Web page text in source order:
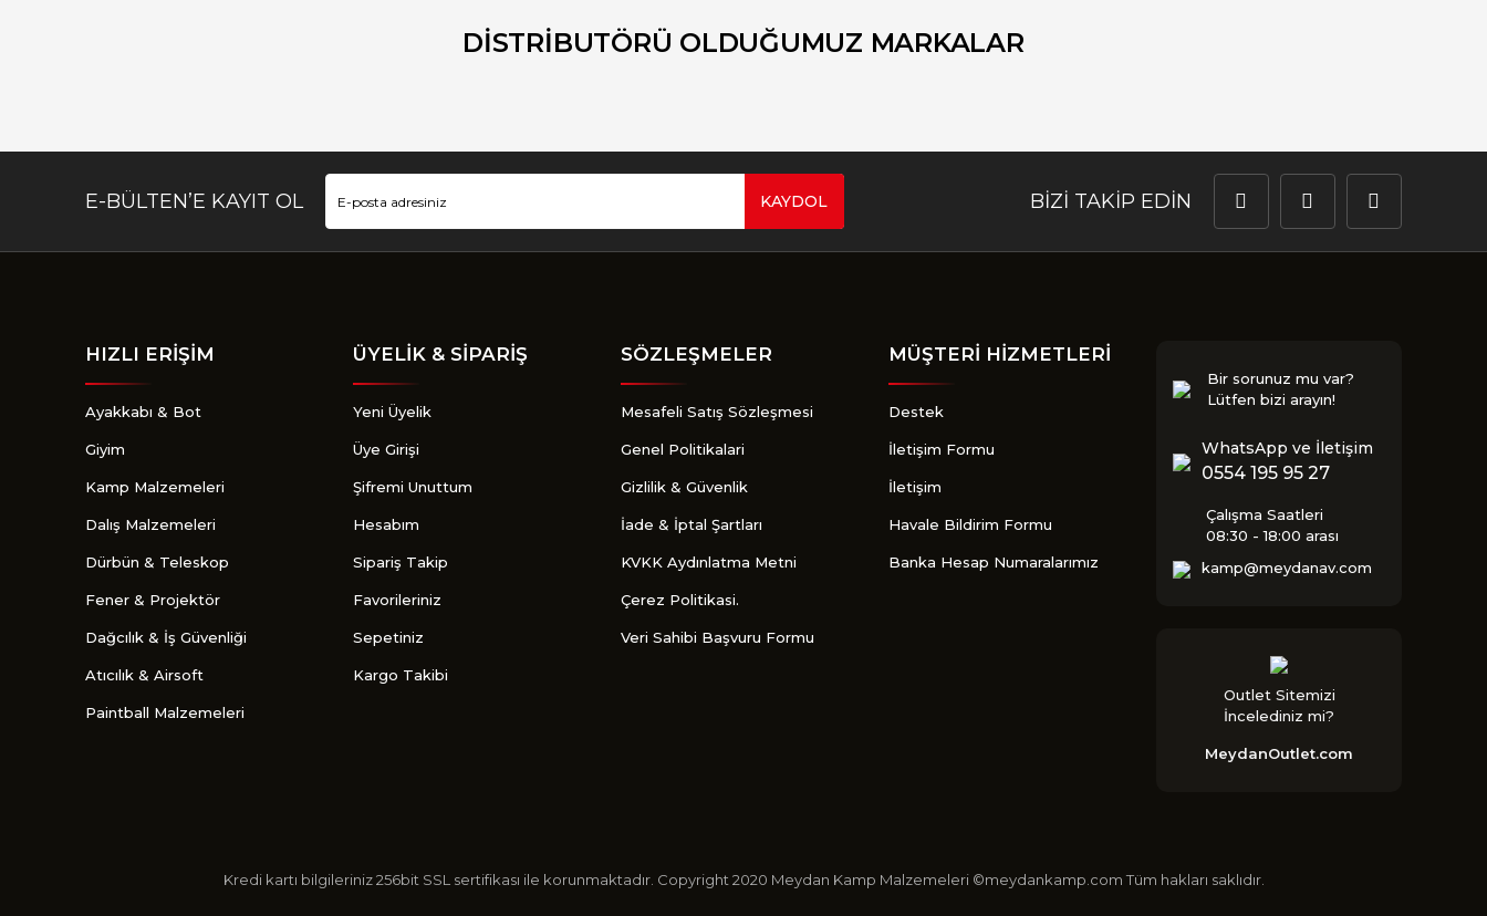
Yorum Yaz
DİSTRİBUTÖRÜ OLDUĞUMUZ MARKALAR
E-BÜLTEN’E KAYIT OL KAYDOL BİZİ TAKİP EDİN
HIZLI ERİŞİM
Ayakkabı & Bot
Giyim
Kamp Malzemeleri
Dalış Malzemeleri
Dürbün & Teleskop
Fener & Projektör
Dağcılık & İş Güvenliği
Atıcılık & Airsoft
Paintball Malzemeleri
ÜYELİK & SİPARİŞ
Yeni Üyelik
Üye Girişi
Şifremi Unuttum
Hesabım
Sipariş Takip
Favorileriniz
Sepetiniz
Kargo Takibi
SÖZLEŞMELER
Mesafeli Satış Sözleşmesi
Genel Politikalari
Gizlilik & Güvenlik
İade & İptal Şartları
KVKK Aydınlatma Metni
Çerez Politikasi.
Veri Sahibi Başvuru Formu
MÜŞTERİ HİZMETLERİ
Destek
İletişim Formu
İletişim
Havale Bildirim Formu
Banka Hesap Numaralarımız
Bir sorunuz mu var?
Lütfen bizi arayın!
WhatsApp ve İletişim
0554 195 95 27
Çalışma Saatleri
08:30 - 18:00 arası
kamp@meydanav.com
Outlet Sitemizi
İncelediniz mi?
MeydanOutlet.com
Kredi kartı bilgileriniz 256bit SSL sertifikası ile korunmaktadır. Copyright 2020 Meydan Kamp Malzemeleri ©meydankamp.com Tüm hakları saklıdır.